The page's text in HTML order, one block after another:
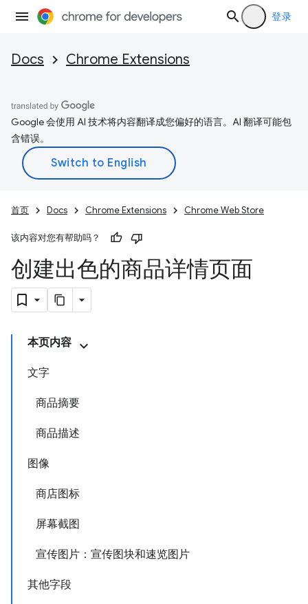
登录
Docs Chrome Extensions
Google 会使用 AI 技术将内容翻译成您偏好的语言。AI 翻译可能包
含错误。
首页 Docs Chrome Extensions Chrome Web Store
该内容对您有帮助吗？
创建出色的商品详情页面
本页内容
文字
商品摘要
商品描述
图像
商店图标
屏幕截图
宣传图片：宣传图块和速览图片
其他字段